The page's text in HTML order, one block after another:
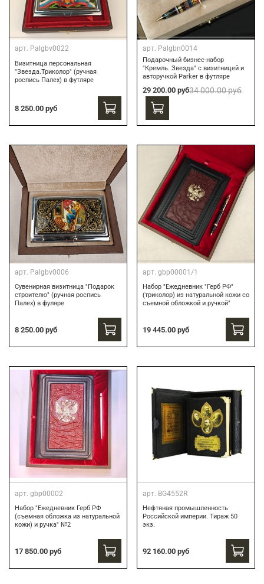
арт. Palgbv0022
Визитница персональная
"Звезда.Триколор" (ручная
роспись Палех) в футляре
8 250.00 руб
арт. Palgbn0014
Подарочный бизнес-набор
"Кремль. Звезда" с визитницей и
авторучкой Parker в футляре
29 200.00 руб34 000.00 руб
арт. Palgbv0006
Сувенирная визитница "Подарок
строителю" (ручная роспись
Палех) в фуляре
8 250.00 руб
арт. gbp00001/1
Набор "Ежедневник "Герб РФ"
(триколор) из натуральной кожи со
съемной обложкой и ручкой"
19 445.00 руб
арт. gbp00002
Набор "Ежедневник Герб РФ
(съемная обложка из натуральной
кожи) и ручка" №2
17 850.00 руб
арт. BG4552R
Нефтяная промышленность
Российской империи. Тираж 50
экз.
92 160.00 руб